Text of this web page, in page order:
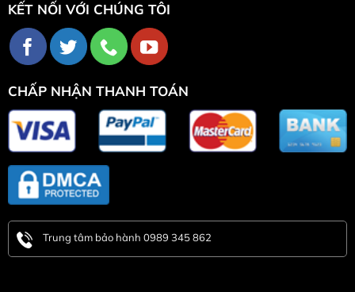
KẾT NỐI VỚI CHÚNG TÔI
CHẤP NHẬN THANH TOÁN
Trung tâm bảo hành 0989 345 862